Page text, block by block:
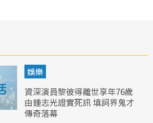
娛樂
資深演員黎彼得離世享年76歲
由鍾志光證實死訊 填詞界鬼才
傳奇落幕